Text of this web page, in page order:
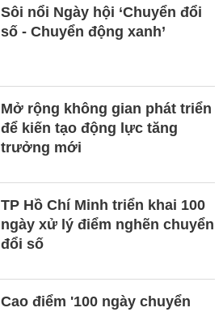
Sôi nổi Ngày hội ‘Chuyển đổi
số - Chuyển động xanh’
Mở rộng không gian phát triển
để kiến tạo động lực tăng
trưởng mới
TP Hồ Chí Minh triển khai 100
ngày xử lý điểm nghẽn chuyển
đổi số
Cao điểm '100 ngày chuyển